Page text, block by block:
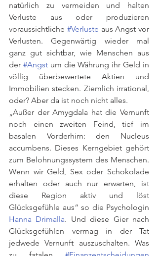
natürlich zu vermeiden und halten
Verluste aus oder produzieren
voraussichtliche #Verluste aus Angst vor
Verlusten. Gegenwärtig wieder mal
ganz gut sichtbar, wie Menschen aus
der #Angst um die Währung ihr Geld in
völlig überbewertete Aktien und
Immobilien stecken. Ziemlich irrational,
oder? Aber da ist noch nicht alles.
„Außer der Amygdala hat die Vernunft
noch einen zweiten Feind, tief im
basalen Vorderhirn: den Nucleus
accumbens. Dieses Kerngebiet gehört
zum Belohnungssystem des Menschen.
Wenn wir Geld, Sex oder Schokolade
erhalten oder auch nur erwarten, ist
diese Region aktiv und löst
Hanna Drimalla. Und diese Gier nach
Glücksgefühlen vermag in der Tat
jedwede Vernunft auszuschalten. Was